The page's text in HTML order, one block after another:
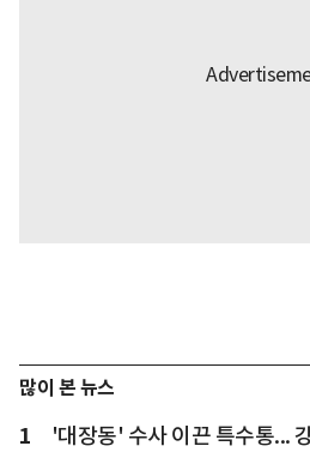
많이 본 뉴스
1 '대장동' 수사 이끈 특수통...